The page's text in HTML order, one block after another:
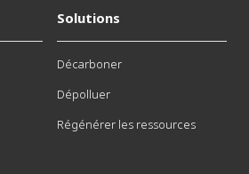
Solutions
Décarboner
Dépolluer
Régénérer les ressources